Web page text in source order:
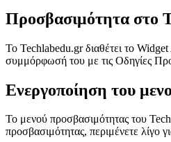
Προσβασιμότητα στο
Το Techlabedu.gr διαθέτει το
συμμόρφωσή του με τις Οδηγίες
Ενεργοποίηση του
Το μενού προσβασιμότητας του
προσβασιμότητας, περιμένετε λίγο